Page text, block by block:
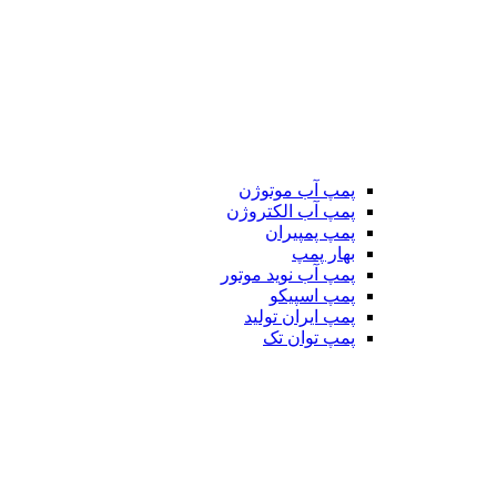
پمپ آب موتوژن
پمپ آب الکتروژن
پمپ پمپیران
بهار پمپ
پمپ آب نوید موتور
پمپ اسپیکو
پمپ ایران تولید
پمپ توان تک